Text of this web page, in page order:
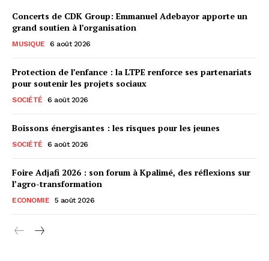
Concerts de CDK Group: Emmanuel Adebayor apporte un
grand soutien à l’organisation
MUSIQUE 6 août 2026
Protection de l’enfance : la LTPE renforce ses partenariats
pour soutenir les projets sociaux
SOCIÉTÉ 6 août 2026
Boissons énergisantes : les risques pour les jeunes
SOCIÉTÉ 6 août 2026
Foire Adjafi 2026 : son forum à Kpalimé, des réflexions sur
l’agro-transformation
ECONOMIE 5 août 2026